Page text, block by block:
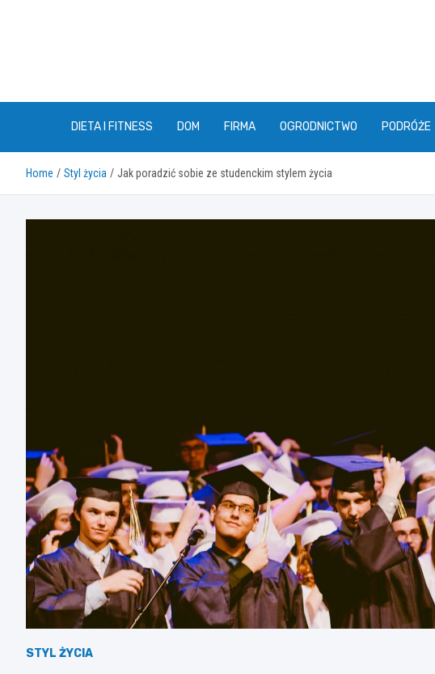
DIETA I FITNESS DOM FIRMA OGRODNICTWO PODRÓŻE
Home Styl życia Jak poradzić sobie ze studenckim stylem życia
STYL ŻYCIA